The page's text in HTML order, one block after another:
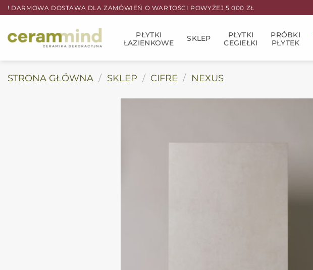
Przewiń
do
zawartości
! DARMOWA DOSTAWA DLA ZAMÓWIEŃ O WARTOŚCI POWYŻEJ 5 000 ZŁ
PŁYTKI
ŁAZIENKOWE
SKLEP
PŁYTKI
CEGIEŁKI
PRÓBKI
PŁYTEK
STRONA GŁÓWNA / SKLEP / CIFRE / NEXUS